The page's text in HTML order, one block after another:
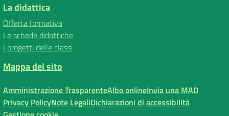
La didattica
Offerta formativa
Le schede didattiche
I progetti delle classi
Mappa del sito
Amministrazione TrasparenteAlbo onlineInvia una MAD
Privacy PolicyNote LegaliDichiarazioni di accessibilità